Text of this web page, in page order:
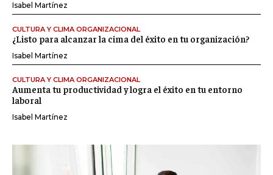
Isabel Martínez
CULTURA Y CLIMA ORGANIZACIONAL
¿Listo para alcanzar la cima del éxito en tu organización?
Isabel Martínez
CULTURA Y CLIMA ORGANIZACIONAL
Aumenta tu productividad y logra el éxito en tu entorno
laboral
Isabel Martínez